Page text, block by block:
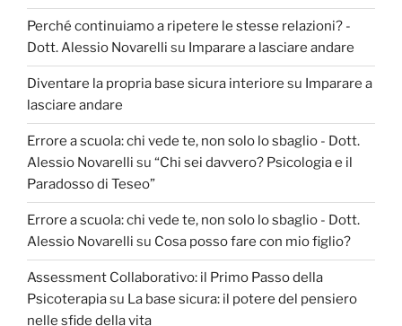
Perché continuiamo a ripetere le stesse relazioni? -
Dott. Alessio Novarelli su Imparare a lasciare andare
Diventare la propria base sicura interiore su Imparare a
lasciare andare
Errore a scuola: chi vede te, non solo lo sbaglio - Dott.
Alessio Novarelli su “Chi sei davvero? Psicologia e il
Paradosso di Teseo”
Errore a scuola: chi vede te, non solo lo sbaglio - Dott.
Alessio Novarelli su Cosa posso fare con mio figlio?
Assessment Collaborativo: il Primo Passo della
Psicoterapiasu La base sicura: il potere del pensiero
nelle sfide della vita